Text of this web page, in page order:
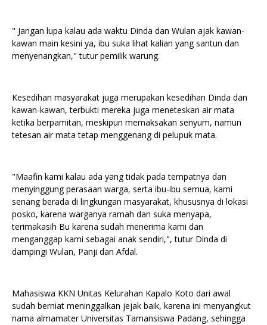
" Jangan lupa kalau ada waktu Dinda dan Wulan ajak kawan-
kawan main kesini ya, ibu suka lihat kalian yang santun dan
menyenangkan," tutur pemilik warung.
Kesedihan masyarakat juga merupakan kesedihan Dinda dan
kawan-kawan, terbukti mereka juga meneteskan air mata
ketika berpamitan, meskipun memaksakan senyum, namun
tetesan air mata tetap menggenang di pelupuk mata.
"Maafin kami kalau ada yang tidak pada tempatnya dan
menyinggung perasaan warga, serta ibu-ibu semua, kami
senang berada di lingkungan masyarakat, khususnya di lokasi
posko, karena warganya ramah dan suka menyapa,
terimakasih Bu karena sudah menerima kami dan
menganggap kami sebagai anak sendiri,", tutur Dinda di
dampingi Wulan, Panji dan Afdal.
Mahasiswa KKN Unitas Kelurahan Kapalo Koto dari awal
sudah berniat meninggalkan jejak baik, karena ini menyangkut
nama almamater Universitas Tamansiswa Padang, sehingga